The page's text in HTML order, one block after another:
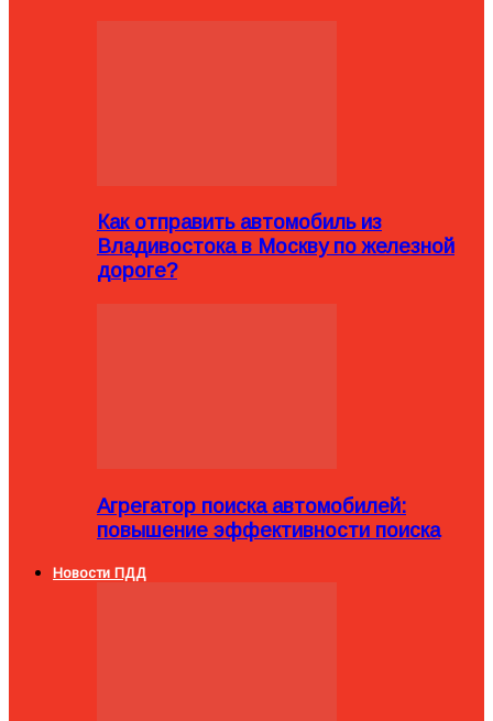
Как отправить автомобиль из
Владивостока в Москву по железной
дороге?
Агрегатор поиска автомобилей:
повышение эффективности поиска
Новости ПДД